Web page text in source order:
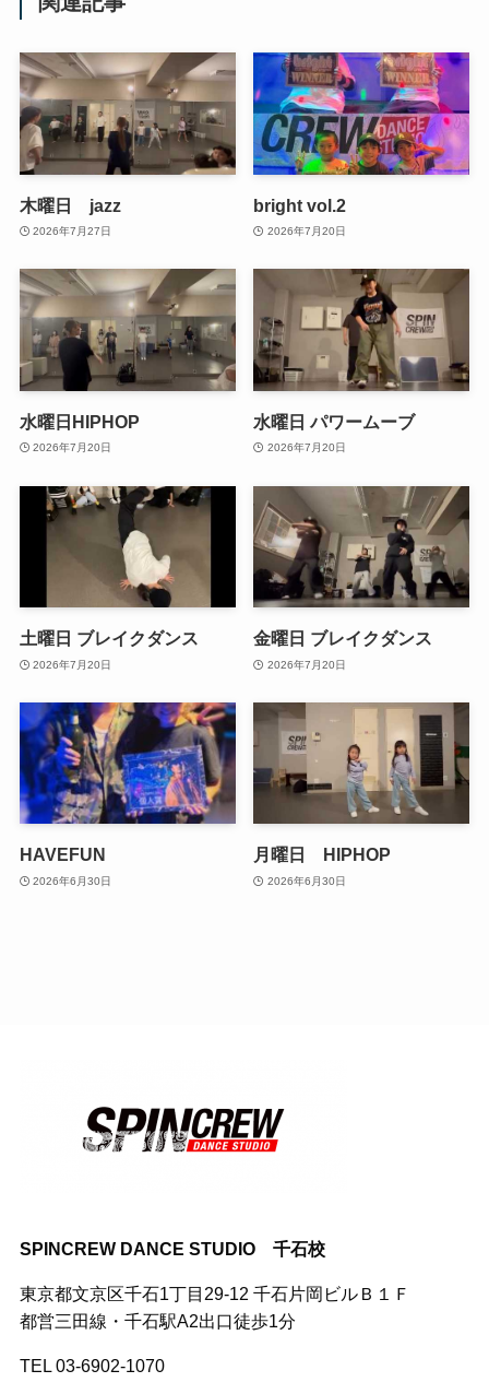
木曜日 jazz
2026年7月27日
bright vol.2
2026年7月20日
水曜日HIPHOP
2026年7月20日
水曜日 パワームーブ
2026年7月20日
土曜日 ブレイクダンス
2026年7月20日
金曜日 ブレイクダンス
2026年7月20日
HAVEFUN
2026年6月30日
月曜日 HIPHOP
2026年6月30日
SPINCREW DANCE STUDIO 千石校
東京都文京区千石1丁目29-12 千石片岡ビルＢ１Ｆ
都営三田線・千石駅A2出口徒歩1分
TEL 03-6902-1070